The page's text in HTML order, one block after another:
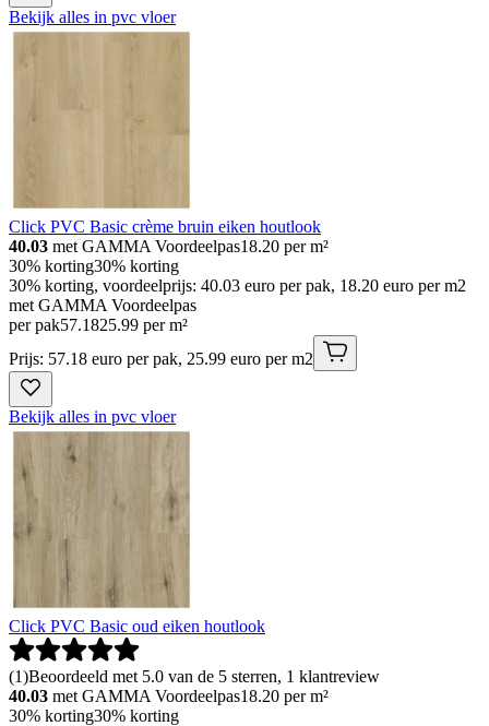
Bekijk alles in pvc vloer
Click PVC Basic crème bruin eiken houtlook
40.03 met GAMMA Voordeelpas18.20 per m²
30% korting30% korting
30% korting, voordeelprijs: 40.03 euro per pak, 18.20 euro per m2
met GAMMA Voordeelpas
per pak57.1825.99 per m²
Prijs: 57.18 euro per pak, 25.99 euro per m2
Bekijk alles in pvc vloer
Click PVC Basic oud eiken houtlook
(1)Beoordeeld met 5.0 van de 5 sterren, 1 klantreview
40.03 met GAMMA Voordeelpas18.20 per m²
30% korting30% korting